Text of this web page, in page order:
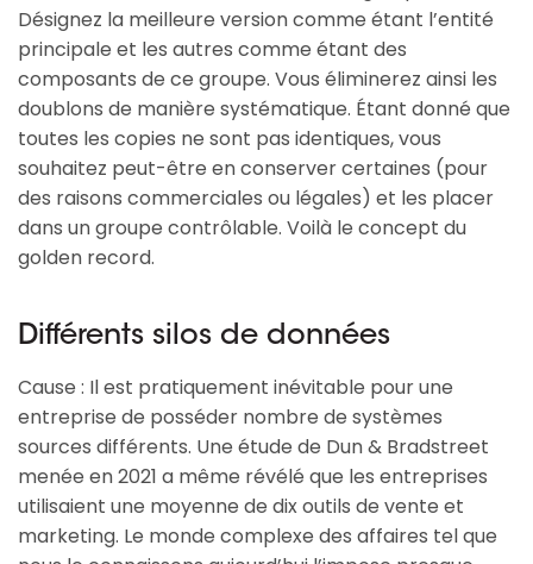
Désignez la meilleure version comme étant l’entité
principale et les autres comme étant des
composants de ce groupe. Vous éliminerez ainsi les
doublons de manière systématique. Étant donné que
toutes les copies ne sont pas identiques, vous
souhaitez peut-être en conserver certaines (pour
des raisons commerciales ou légales) et les placer
dans un groupe contrôlable. Voilà le concept du
golden record.
Différents silos de données
Cause : Il est pratiquement inévitable pour une
entreprise de posséder nombre de systèmes
sources différents. Une étude de Dun & Bradstreet
menée en 2021 a même révélé que les entreprises
utilisaient une moyenne de dix outils de vente et
marketing. Le monde complexe des affaires tel que